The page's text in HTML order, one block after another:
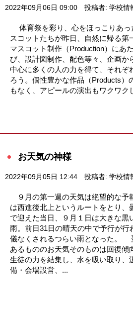
2022年09月06日 09:00 投稿者: 学校情
体育祭を彩り、心をほっこりあっ
スコットたちが昨日、自然に帰る
マスコット制作（Production）にあ
び、設計図制作、配色等々、企画か
中心に多くの人の力を得て、それぞ
ろう。個性豊かな作品（Products）
もなく、アピールの演出もワクワク
お天気の神様
2022年09月05日 12:44 投稿者: 学校情
９月の第一週の天気は絶望的な予
は西進後北上というルートをとり、
で迎えた当日、９月１日は大きな黒
雨。前日31日の晴天の中で予行が行
儀なくされるつらい雨となった。
あるもののお天気そのものは回復傾
生徒の力を結集し、水を吸い取り、
備・会場設営、...